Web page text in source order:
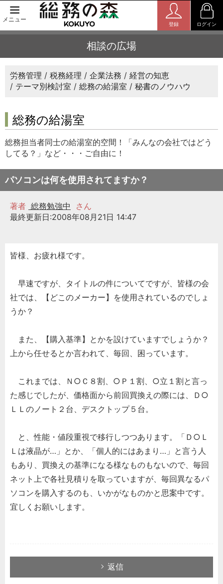
メニュー
登録 ログイン
相談の広場
労務管理 税務経理 企業法務
経営の知恵
テーマ別検討室
総務の給湯室 秘書のノウハウ
総務の給湯室
総務担当者同士の給湯室的空間！「みんなの会社ではどう
してる？」など・・・ご自由に！
パソコンは何を使用されてますか？
著者 総務勉強中
さん
最終更新日:2008年08月21日 14:47
皆様、お疲れ様です。
早速ですが、タイトルの件についてですが、皆様の会
社では、【どこのメーカー】を使用されているのでしょ
うか？
また、【購入基準】とかを設けていますでしょうか？
上から任せるとか言われて、毎回、困っています。
これまでは、Ｎ○Ｃ８割、○Ｐ１割、○立１割と言っ
た感じでしたが、価格面から前回買換えの際には、Ｄ○
ＬＬのノート２台、デスクトップ５台。
と、性能・値段重視で移行しつつあります。「Ｄ○Ｌ
Ｌは液晶が…」とか、「個人的にはあまり…」と言う人
もあり、買換えの基準になる様なものもないので、毎回
ネット上で各社見積りを取っていますが、毎回異なるパ
ソコンを購入するのも、いかがなものかと思案中です。
宜しくお願いします。
返信